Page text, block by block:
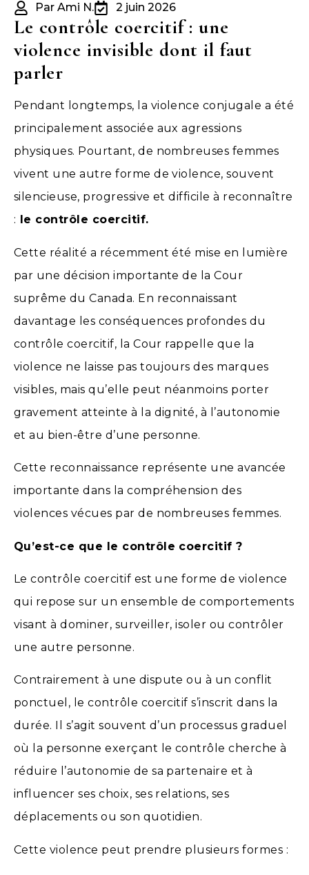
Par Ami N. 2 juin 2026
Le contrôle coercitif : une
violence invisible dont il faut
parler
Pendant longtemps, la violence conjugale a été
principalement associée aux agressions
physiques. Pourtant, de nombreuses femmes
vivent une autre forme de violence, souvent
silencieuse, progressive et difficile à reconnaître
: le contrôle coercitif.
Cette réalité a récemment été mise en lumière
par une décision importante de la Cour
suprême du Canada. En reconnaissant
davantage les conséquences profondes du
contrôle coercitif, la Cour rappelle que la
violence ne laisse pas toujours des marques
visibles, mais qu’elle peut néanmoins porter
gravement atteinte à la dignité, à l’autonomie
et au bien-être d’une personne.
Cette reconnaissance représente une avancée
importante dans la compréhension des
violences vécues par de nombreuses femmes.
Qu’est-ce que le contrôle coercitif ?
Le contrôle coercitif est une forme de violence
qui repose sur un ensemble de comportements
visant à dominer, surveiller, isoler ou contrôler
une autre personne.
Contrairement à une dispute ou à un conflit
ponctuel, le contrôle coercitif s’inscrit dans la
durée. Il s’agit souvent d’un processus graduel
où la personne exerçant le contrôle cherche à
réduire l’autonomie de sa partenaire et à
influencer ses choix, ses relations, ses
déplacements ou son quotidien.
Cette violence peut prendre plusieurs formes :